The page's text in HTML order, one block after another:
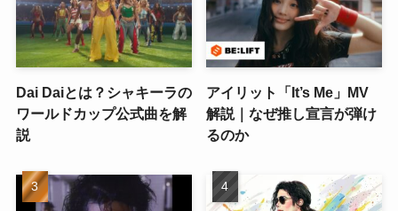
Dai Daiとは？シャキーラの
ワールドカップ公式曲を解
説
アイリット「It’s Me」MV
解説｜なぜ推し宣言が弾け
るのか